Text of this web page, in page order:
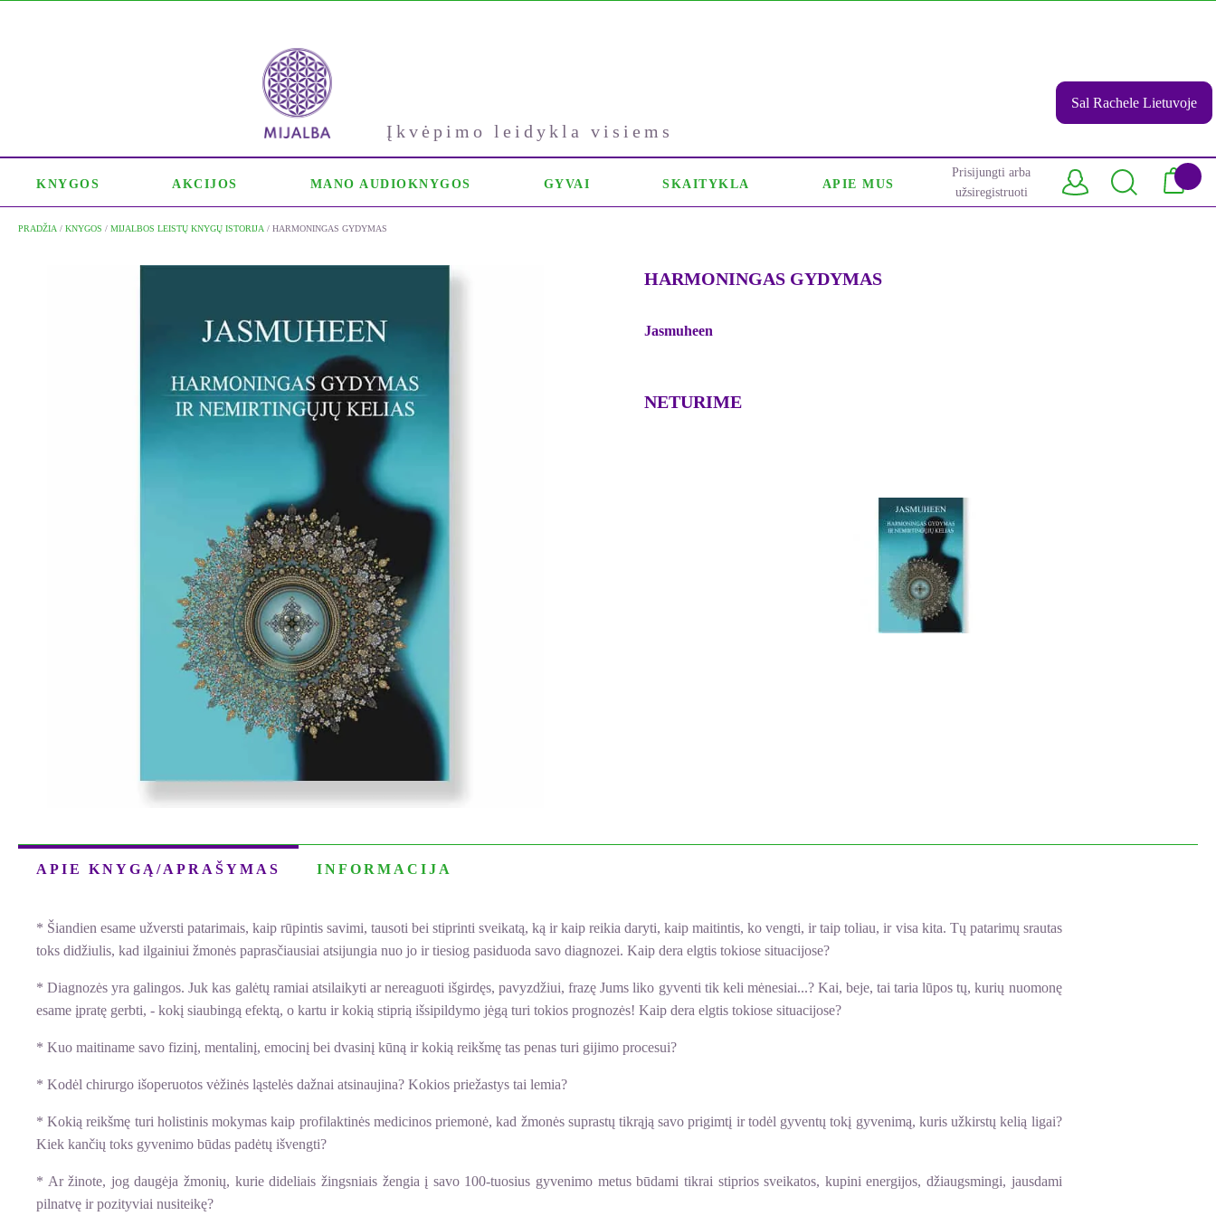
Įkvėpimo leidykla visiems
Sal Rachele Lietuvoje
KNYGOS AKCIJOS MANO AUDIOKNYGOS GYVAI SKAITYKLA APIE MUS
Prisijungti arba
užsiregistruoti
PRADŽIA / KNYGOS / MIJALBOS LEISTŲ KNYGŲ ISTORIJA / HARMONINGAS GYDYMAS
HARMONINGAS GYDYMAS
Jasmuheen
NETURIME
APIE KNYGĄ/APRAŠYMAS INFORMACIJA
* Šiandien esame užversti patarimais, kaip rūpintis savimi, tausoti bei stiprinti sveikatą, ką ir kaip reikia daryti, kaip maitintis, ko vengti, ir taip toliau, ir visa kita. Tų patarimų srautas
toks didžiulis, kad ilgainiui žmonės paprasčiausiai atsijungia nuo jo ir tiesiog pasiduoda savo diagnozei. Kaip dera elgtis tokiose situacijose?
* Diagnozės yra galingos. Juk kas galėtų ramiai atsilaikyti ar nereaguoti išgirdęs, pavyzdžiui, frazę Jums liko gyventi tik keli mėnesiai...? Kai, beje, tai taria lūpos tų, kurių nuomonę
esame įpratę gerbti, - kokį siaubingą efektą, o kartu ir kokią stiprią išsipildymo jėgą turi tokios prognozės! Kaip dera elgtis tokiose situacijose?
* Kuo maitiname savo fizinį, mentalinį, emocinį bei dvasinį kūną ir kokią reikšmę tas penas turi gijimo procesui?
* Kodėl chirurgo išoperuotos vėžinės ląstelės dažnai atsinaujina? Kokios priežastys tai lemia?
* Kokią reikšmę turi holistinis mokymas kaip profilaktinės medicinos priemonė, kad žmonės suprastų tikrąją savo prigimtį ir todėl gyventų tokį gyvenimą, kuris užkirstų kelią ligai?
Kiek kančių toks gyvenimo būdas padėtų išvengti?
* Ar žinote, jog daugėja žmonių, kurie dideliais žingsniais žengia į savo 100-tuosius gyvenimo metus būdami tikrai stiprios sveikatos, kupini energijos, džiaugsmingi, jausdami
pilnatvę ir pozityviai nusiteikę?